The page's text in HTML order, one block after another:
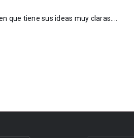
que tiene sus ideas muy claras....